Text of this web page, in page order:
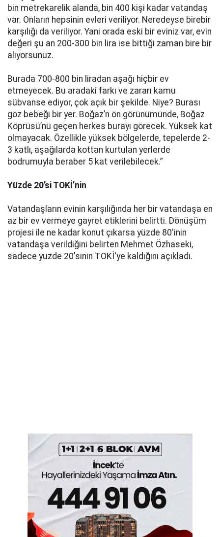
bin metrekarelik alanda, bin 400 kişi kadar vatandaş
var. Onların hepsinin evleri veriliyor. Neredeyse birebir
karşılığı da veriliyor. Yani orada eski bir eviniz var, evin
değeri şu an 200-300 bin lira ise bittiği zaman bire bir
alıyorsunuz.
Burada 700-800 bin liradan aşağı hiçbir ev
etmeyecek. Bu aradaki farkı ve zararı kamu
sübvanse ediyor, çok açık bir şekilde. Niye? Burası
göz bebeği bir yer. Boğaz’n ön görünümünde, Boğaz
Köprüsü’nü geçen herkes burayı görecek. Yüksek kat
olmayacak. Özellikle yüksek bölgelerde, tepelerde 2-
3 katlı, aşağılarda kottan kurtulan yerlerde
bodrumuyla beraber 5 kat verilebilecek.”
Yüzde 20’si TOKİ’nin
Vatandaşların evinin karşılığında her bir vatandaşa en
az bir ev vermeye gayret etiklerini belirtti. Dönüşüm
projesi ile ne kadar konut çıkarsa yüzde 80'inin
vatandaşa verildiğini belirten Mehmet Özhaseki,
sadece yüzde 20'sinin TOKİ'ye kaldığını açıkladı.